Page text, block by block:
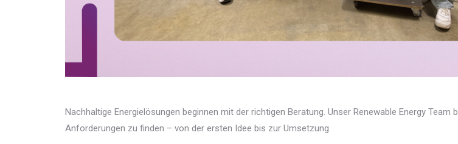
Nachhaltige Energielösungen beginnen mit der richtigen Beratung. Unser Renewable Energy
Anforderungen zu finden – von der ersten Idee bis zur Umsetzung.